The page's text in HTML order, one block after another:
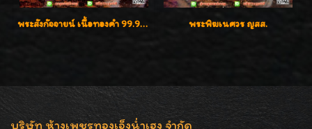
พระสังกัจจายน์ เนื้อทองคำ 99.99% พระพิฆเนศวร ญสส.
บริษัท ห้างเพชรทองเอ็งน่ำเฮง จำกัด